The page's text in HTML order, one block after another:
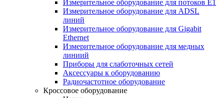
Измерительное оборудование для потоков Е1
Измерительное оборудование для ADSL
линий
Измерительное оборудование для Gigabit
Ethernet
Измерительное оборудование для медных
линиий
Приборы для слаботочных сетей
Аксессуары к оборудованию
Радиочастотное оборудование
Кроссовое оборудование